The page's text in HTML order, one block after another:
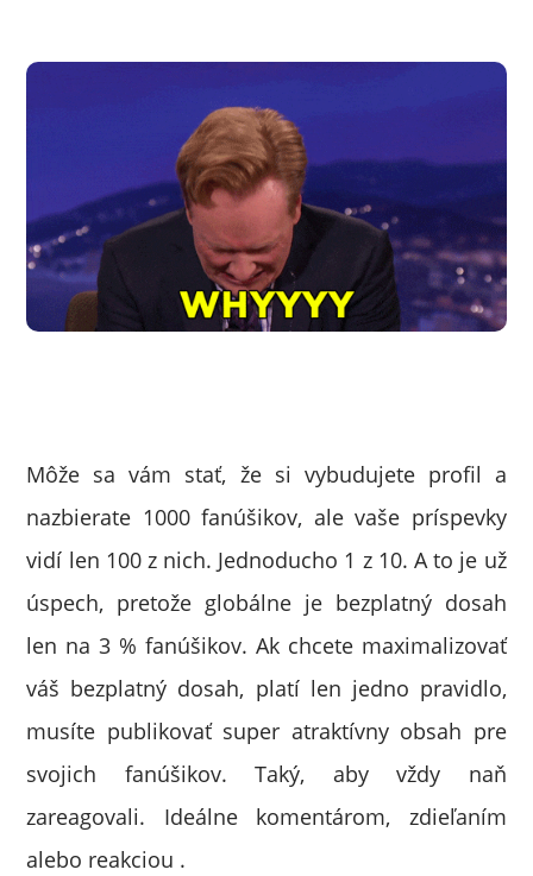
Môže sa vám stať, že si vybudujete profil a
nazbierate 1000 fanúšikov, ale vaše príspevky
vidí len 100 z nich. Jednoducho 1 z 10. A to je už
úspech, pretože globálne je bezplatný dosah
len na 3 % fanúšikov. Ak chcete maximalizovať
váš bezplatný dosah, platí len jedno pravidlo,
musíte publikovať super atraktívny obsah pre
svojich fanúšikov. Taký, aby vždy naň
zareagovali. Ideálne komentárom, zdieľaním
alebo reakciou .